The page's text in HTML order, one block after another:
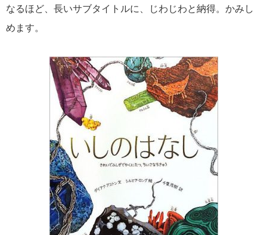
なるほど、長いサブタイトルに、じわじわと納得。かみし
めます。